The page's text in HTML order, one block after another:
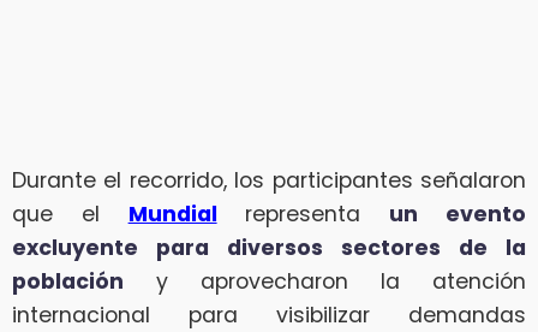
Durante el recorrido, los participantes señalaron
que el Mundial representa un evento
excluyente para diversos sectores de la
población y aprovecharon la atención
internacional para visibilizar demandas